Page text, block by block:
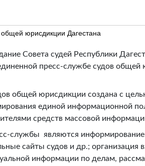
юрисдикции Дагестана
Совета судей Республики
пресс-службе судов общей
юрисдикции создана с
единой информационной
средств массовой
службы являются информирование
сайты судов и др.; организация
информации по делам,